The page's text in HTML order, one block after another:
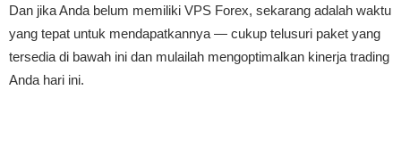
Dan jika Anda belum memiliki VPS Forex, sekarang adalah waktu
yang tepat untuk mendapatkannya — cukup telusuri paket yang
tersedia di bawah ini dan mulailah mengoptimalkan kinerja trading
Anda hari ini.